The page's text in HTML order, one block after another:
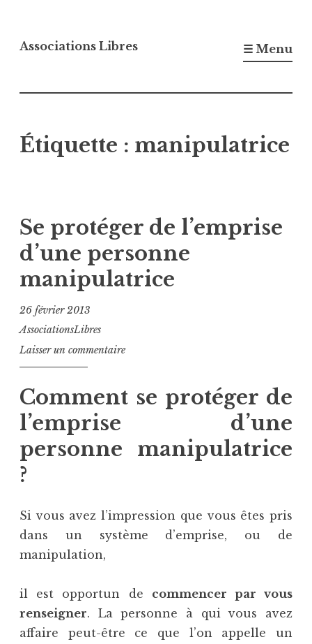
au
Associations Libres ☰ Menu
Étiquette : manipulatrice
Se protéger de l’emprise
d’une personne
manipulatrice
26 février 2013
AssociationsLibres
Laisser un commentaire
Comment se protéger de
l’emprise d’une
personne manipulatrice
?
Si vous avez l’impression que vous êtes pris
dans un système d’emprise, ou de
manipulation,
il est opportun de commencer par vous
renseigner. La personne à qui vous avez
affaire peut-être ce que l’on appelle un